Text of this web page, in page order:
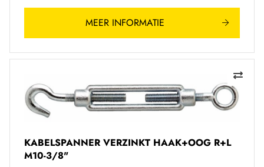
MEER INFORMATIE
KABELSPANNER VERZINKT HAAK+OOG R+L
M10-3/8"